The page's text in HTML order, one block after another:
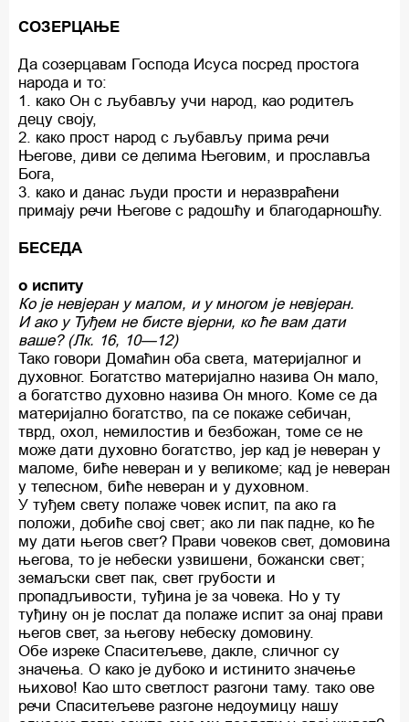
СОЗЕРЦАЊЕ
Да созерцавам Господа Исуса посред простога
народа и то:
1. како Он с љубављу учи народ, као родитељ
децу своју,
2. како прост народ с љубављу прима речи
Његове, диви се делима Његовим, и прославља
Бога,
3. како и данас људи прости и неразвраћени
примају речи Његове с радошћу и благодарношћу.
БЕСЕДА
о испиту
Ко је невјеран у малом, и у многом је невјеран.
И ако у Туђем не бисте вјерни, ко ће вам дати
ваше? (Лк. 16, 10—12)
Тако говори Домаћин оба света, материјалног и
духовног. Богатство материјално назива Он мало,
а богатство духовно назива Он много. Коме се да
материјално богатство, па се покаже себичан,
тврд, охол, немилостив и безбожан, томе се не
може дати духовно богатство, јер кад је неверан у
маломе, биће неверан и у великоме; кад је неверан
у телесном, биће неверан и у духовном.
У туђем свету полаже човек испит, па ако га
положи, добиће свој свет; ако ли пак падне, ко ће
му дати његов свет? Прави човеков свет, домовина
његова, то је небески узвишени, божански свет;
земаљски свет пак, свет грубости и
пропадљивости, туђина је за човека. Но у ту
туђину он је послат да полаже испит за онај прави
његов свет, за његову небеску домовину.
Обе изреке Спаситељеве, дакле, сличног су
значења. О како је дубоко и истинито значење
њихово! Као што светлост разгони таму. тако ове
речи Спаситељеве разгоне недоумицу нашу